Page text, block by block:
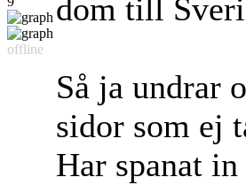
offline
dom till
Så ja undrar
sidor som ej
Har spanat